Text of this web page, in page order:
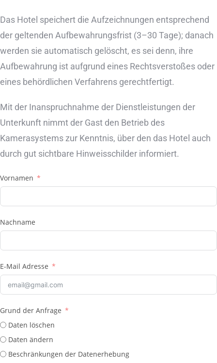
Das Hotel speichert die Aufzeichnungen entsprechend
der geltenden Aufbewahrungsfrist (3–30 Tage); danach
werden sie automatisch gelöscht, es sei denn, ihre
Aufbewahrung ist aufgrund eines Rechtsverstoßes oder
eines behördlichen Verfahrens gerechtfertigt.
Mit der Inanspruchnahme der Dienstleistungen der
Unterkunft nimmt der Gast den Betrieb des
Kamerasystems zur Kenntnis, über den das Hotel auch
durch gut sichtbare Hinweisschilder informiert.
Vornamen
Nachname
E-Mail Adresse
Grund der Anfrage
Daten löschen
Daten ändern
Beschränkungen der Datenerhebung